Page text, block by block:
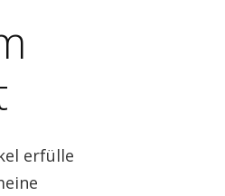
erfülle